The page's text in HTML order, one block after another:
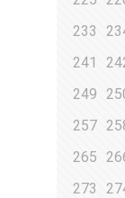
233
241
249
257
265
273